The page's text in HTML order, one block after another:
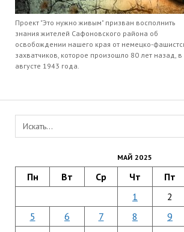
Проект "Это нужно живым" призван восполнить
знания жителей Сафоновского района об
освобождении нашего края от немецко-
захватчиков, которое произошло 80 лет назад, в
августе 1943 года.
МАЙ 2025
Пн Вт Ср Чт Пт
1 2
5
6 7 8 9